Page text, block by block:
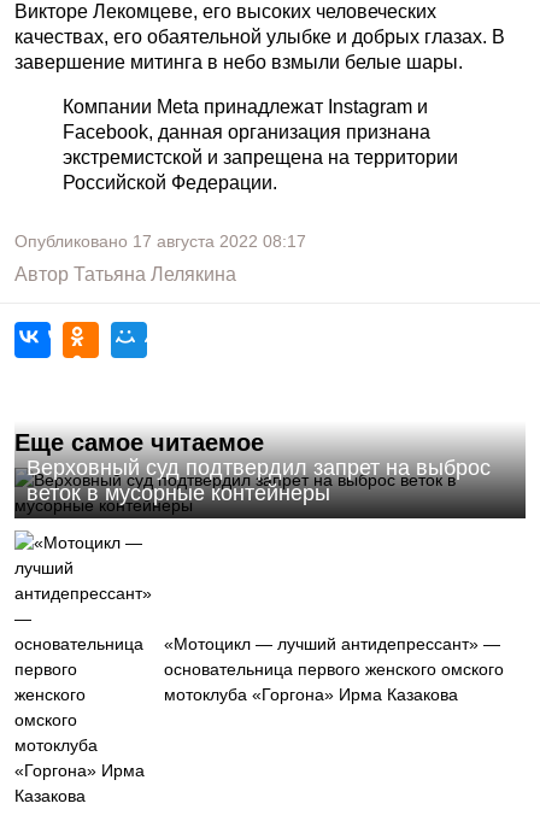
Викторе Лекомцеве, его высоких человеческих
качествах, его обаятельной улыбке и добрых глазах. В
завершение митинга в небо взмыли белые шары.
Компании Meta принадлежат Instagram и
Facebook, данная организация признана
экстремистской и запрещена на территории
Российской Федерации.
Опубликовано 17 августа 2022 08:17
Автор Татьяна Лелякина
Еще самое читаемое
Верховный суд подтвердил запрет на выброс
веток в мусорные контейнеры
«Мотоцикл — лучший антидепрессант» —
основательница первого женского омского
мотоклуба «Горгона» Ирма Казакова